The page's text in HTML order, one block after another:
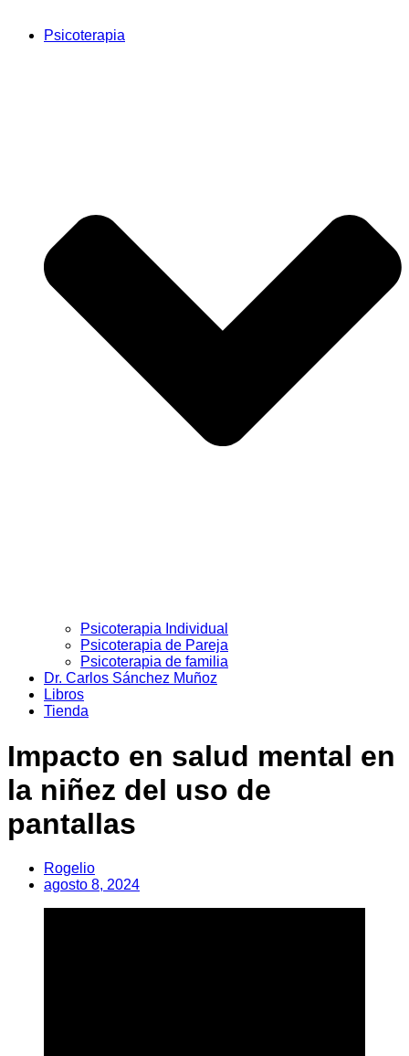
Psicoterapia
Psicoterapia Individual
Psicoterapia de Pareja
Psicoterapia de familia
Dr. Carlos Sánchez Muñoz
Libros
Tienda
Impacto en salud mental en
la niñez del uso de
pantallas
Rogelio
agosto 8, 2024